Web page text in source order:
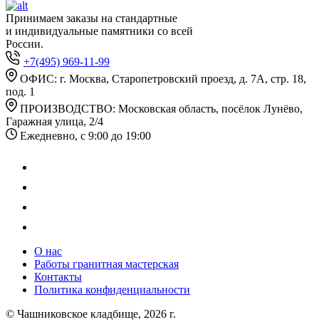
Принимаем заказы на стандартные
и индивидуальные памятники со всей
России.
+7(495) 969-11-99
ОФИС: г. Москва, Старопетровский проезд, д. 7А, стр. 18,
под. 1
ПРОИЗВОДСТВО: Московская область, посёлок Лунёво,
Гаражная улица, 2/4
Ежедневно, с 9:00 до 19:00
О нас
Работы гранитная мастерская
Контакты
Политика конфиденциальности
© Чашниковское кладбище, 2026 г.